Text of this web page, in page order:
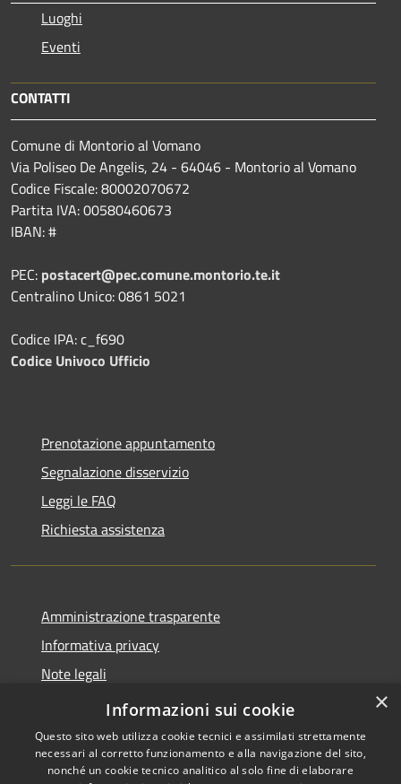
Luoghi
Eventi
CONTATTI
Comune di Montorio al Vomano
Via Poliseo De Angelis, 24 - 64046 - Montorio al Vomano
Codice Fiscale: 80002070672
Partita IVA: 00580460673
IBAN: #
PEC: postacert@pec.comune.montorio.te.it
Centralino Unico: 0861 5021
Codice IPA: c_f690
Codice Univoco Ufficio
Prenotazione appuntamento
Segnalazione disservizio
Leggi le FAQ
Richiesta assistenza
Amministrazione trasparente
Informativa privacy
Note legali
Dichiarazione di accessibilità
×
Informazioni sui cookie
Questo sito web utilizza cookie tecnici e assimilati strettamente
necessari al corretto funzionamento e alla navigazione del sito,
nonché un cookie tecnico analitico al solo fine di elaborare